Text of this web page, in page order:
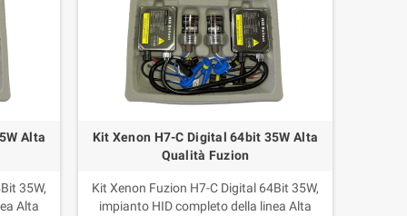
Alta
35W,
Alta
Kit Xenon H7-C Digital 64bit 35W Alta
Qualità Fuzion
Kit Xenon Fuzion H7-C Digital 64Bit 35W,
impianto HID completo della linea Alta